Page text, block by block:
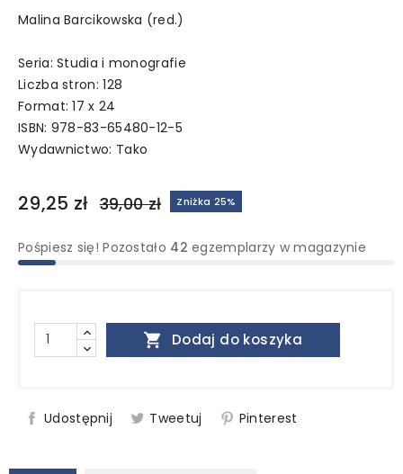
Malina Barcikowska (red.)
Seria: Studia i monografie
Liczba stron: 128
Format: 17 x 24
ISBN: 978-83-65480-12-5
Wydawnictwo: Tako
29,25 zł 39,00 zł Zniżka 25%
Pośpiesz się! Pozostało 42egzemplarzy w magazynie
 Dodaj do koszyka
Udostępnij Tweetuj Pinterest